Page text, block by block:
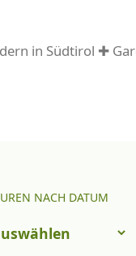
in Südtirol ✚
NACH DATUM